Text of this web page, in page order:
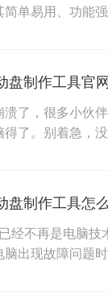
简单易用、功能
盘制作工具官
溃了，很多小伙
得了。别着急，
盘制作工具怎
经不再是电脑
脑出现故障问题